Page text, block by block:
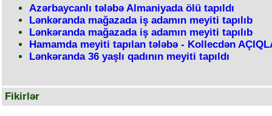
Azərbaycanlı tələbə Almaniyada ölü tapıldı
Lənkəranda mağazada iş adamın meyiti tapılıb
Lənkəranda mağazada iş adamın meyiti tapılıb
Hamamda meyiti tapılan tələbə - Kollecdən
Lənkəranda 36 yaşlı qadının meyiti tapıldı
Fikirlər